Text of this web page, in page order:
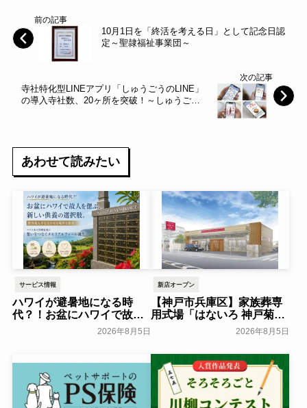
前の記事
10月1日を「終活を考える日」として記念日認
定～聖隷福祉事業団～
次の記事
寺社特化型LINEアプリ「しゅうごうのLINE」
の導入寺社数、20ヶ所を突破！～しゅうごう
あわせて読みたい
サービス情報
ハワイが避暑地になる時
代？！お盆にハワイで故人
を偲ぶ、新しい供養の選択
肢。ハワイ永久管理霊園に
ウォール』誕生――散骨後
も手を合わせる場所を提案
～NorthStar Memorial
Group～
一般公開
2026年8月5日
新店オープン
【神戸市兵庫区】家族葬専
用式場「はないろ 神戸菊水
店」がグランドオープン！8
月29日(土)よりオープニン
グ内覧会を開催～ベルコ～
一般公開
2026年8月5日